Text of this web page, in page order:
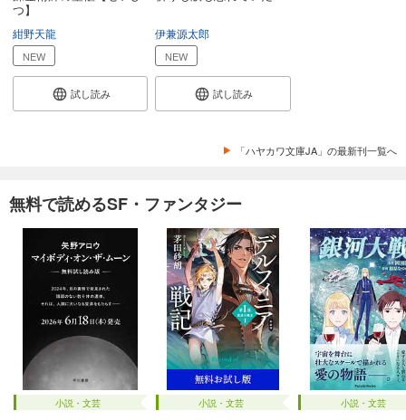
つ】
紺野天龍
NEW
試し読み
伊兼源太郎
NEW
試し読み
「ハヤカワ文庫JA」の最新刊一覧へ
無料で読めるSF・ファンタジー
小説・文芸 小説・文芸 小説・文芸